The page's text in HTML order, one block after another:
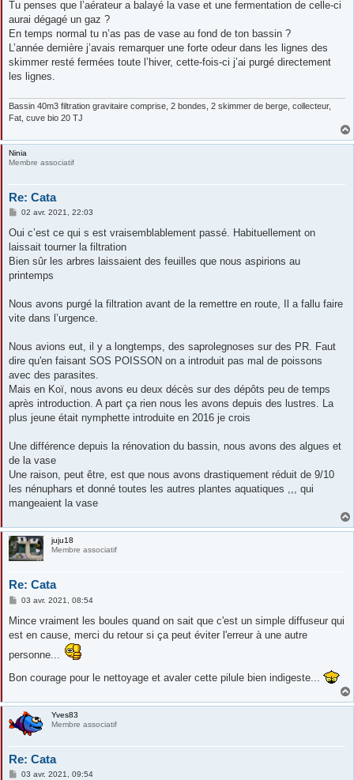
g
e
Tu penses que l’aérateur a balayé la vase et une fermentation de celle-ci
aurai dégagé un gaz ?
En temps normal tu n’as pas de vase au fond de ton bassin ?
L’année dernière j’avais remarquer une forte odeur dans les lignes des
skimmer resté fermées toute l’hiver, cette-fois-ci j’ai purgé directement
les lignes.
Bassin 40m3 filtration gravitaire comprise, 2 bondes, 2 skimmer de berge, collecteur,
Fat, cuve bio 20 TJ
Ninia
Membre associatif
Re: Cata
M
s
a
g
02 avr. 2021, 22:03
Oui c’est ce qui s est vraisemblablement passé. Habituellement on
laissait tourner la filtration
Bien sûr les arbres laissaient des feuilles que nous aspirions au
printemps
Nous avons purgé la filtration avant de la remettre en route, Il a fallu faire
vite dans l’urgence.
Nous avions eut, il y a longtemps, des saprolegnoses sur des PR. Faut
dire qu'en faisant SOS POISSON on a introduit pas mal de poissons
avec des parasites.
Mais en Koï, nous avons eu deux décès sur des dépôts peu de temps
après introduction. A part ça rien nous les avons depuis des lustres. La
plus jeune était nymphette introduite en 2016 je crois
Une différence depuis la rénovation du bassin, nous avons des algues et
de la vase
Une raison, peut être, est que nous avons drastiquement réduit de 9/10
les nénuphars et donné toutes les autres plantes aquatiques ,,, qui
mangeaient la vase
juju18
Membre associatif
Re: Cata
M
s
a
e
03 avr. 2021, 08:54
Mince vraiment les boules quand on sait que c'est un simple diffuseur qui
est en cause, merci du retour si ça peut éviter l'erreur à une autre
personne...
Bon courage pour le nettoyage et avaler cette pilule bien indigeste...
Yves83
Membre associatif
Re: Cata
M03 avr. 2021, 09:54